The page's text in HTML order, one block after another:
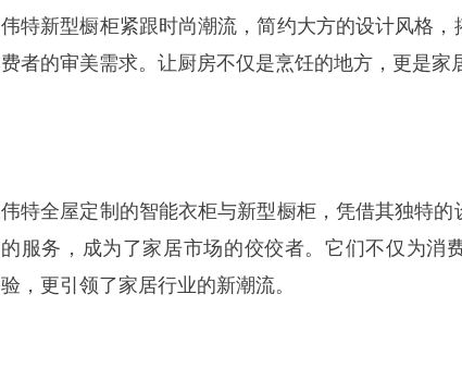
伟特新型橱柜紧跟时尚潮流，简约大方的设计风格
费者的审美需求。让厨房不仅是烹饪的地方，更是家
伟特全屋定制的智能衣柜与新型橱柜，凭借其独特
的服务，成为了家居市场的佼佼者。它们不仅为消
验，更引领了家居行业的新潮流。